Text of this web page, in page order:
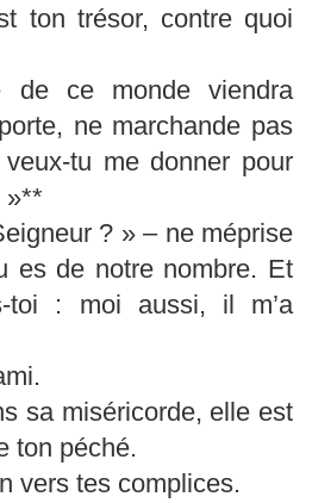
ton trésor, contre quoi
de ce monde viendra
ne marchande pas
tu me donner pour
»**
? » – ne méprise
es de notre nombre. Et
toi : moi aussi, il m’a
sa miséricorde, elle est
ton péché.
vers tes complices.